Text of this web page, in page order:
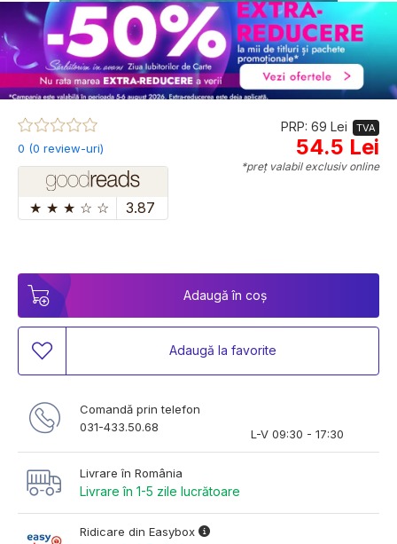
0 (0 review-uri)
★ ★ ★ ☆ ☆ 3.87
PRP: 69 Lei TVA
54.5 Lei
*preț valabil exclusiv online
Adaugă în coș
Adaugă la favorite
Comandă prin telefon
031-433.50.68
L-V 09:30 - 17:30
Livrare în România
Livrare în 1-5 zile lucrătoare
Ridicare din Easybox